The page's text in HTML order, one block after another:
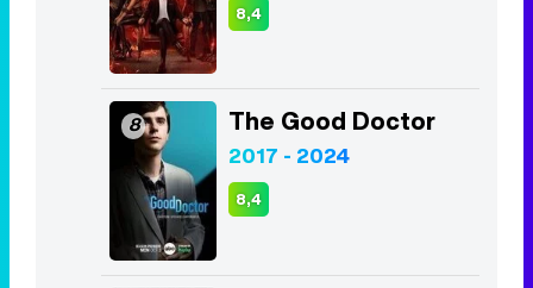
8,4
8 The Good Doctor
2017 - 2024
8,4